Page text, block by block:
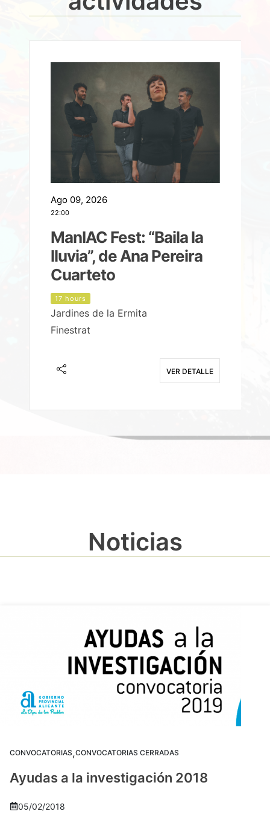
Ago 09, 2026
22:00
ManIAC Fest: “Baila la
lluvia”, de Ana Pereira
Cuarteto
17 hours
Jardines de la Ermita
Finestrat
VER DETALLE
Noticias
CONVOCATORIAS,CONVOCATORIAS CERRADAS
Ayudas a la investigación 2018
05/02/2018